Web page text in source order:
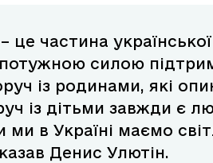
це частина
потужною силою
із родинами, які
із дітьми завжди є
ми в Україні маємо
Денис Улютін.